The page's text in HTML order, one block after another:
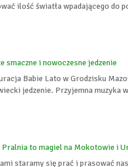
ilość światła wpadającego do
smaczne i nowoczesne jedzenie
Babie Lato w Grodzisku
jedzenie. Przyjemna muzyka
Pralnia to magiel na Mokotowie i
staramy się prać i prasować